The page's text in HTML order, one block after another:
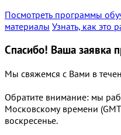
Посмотреть программы
материалы Узнать, как это
Спасибо! Ваша заявка
Мы свяжемся с Вами в
Обратите внимание: мы
Московскому времени
воскресенье.